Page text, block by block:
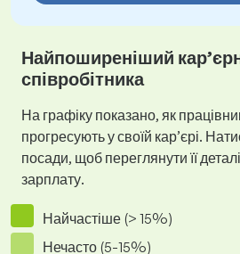
Найпоширеніший
співробітника
На графіку показано, як
прогресують у своїй кар’єрі.
посади, щоб переглянути її
зарплату.
Найчастіше (> 15%)
Нечасто (5-15%)